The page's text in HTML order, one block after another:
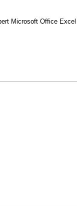
Microsoft Office Excel